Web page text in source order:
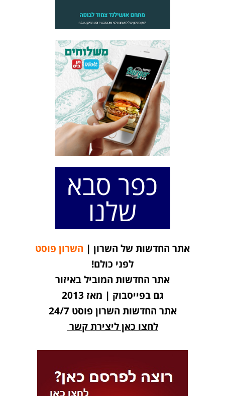
כפר סבא
שלנו
אתר החדשות של השרון | השרון פוסט
לפני כולם!
אתר החדשות המוביל באיזור
גם בפייסבוק | מאז 2013
אתר החדשות השרון פוסט 24/7
לחצו כאן ליצירת קשר